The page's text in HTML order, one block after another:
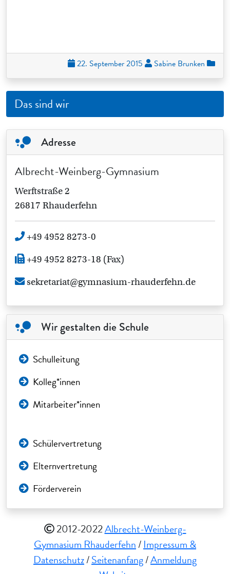
22. September 2015 Sabine Brunken
Das sind wir
Adresse
Albrecht-Weinberg-Gymnasium
Werftstraße 2
26817 Rhauderfehn
+49 4952 8273-0
+49 4952 8273-18 (Fax)
sekretariat@gymnasium-rhauderfehn.de
Wir gestalten die Schule
Schulleitung
Kolleg*innen
Mitarbeiter*innen
Schülervertretung
Elternvertretung
Förderverein
2012-2022Albrecht-Weinberg-
Gymnasium Rhauderfehn/Impressum &
Datenschutz/Seitenanfang/Anmeldung